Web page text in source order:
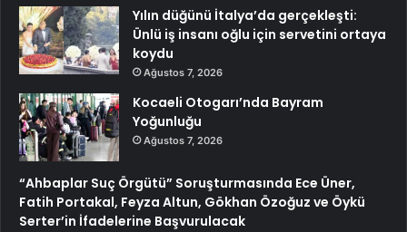
Yılın düğünü İtalya’da gerçekleşti:
Ünlü iş insanı oğlu için servetini ortaya
koydu
Ağustos 7, 2026
Kocaeli Otogarı’nda Bayram
Yoğunluğu
Ağustos 7, 2026
“Ahbaplar Suç Örgütü” Soruşturmasında Ece Üner,
Fatih Portakal, Feyza Altun, Gökhan Özoğuz ve Öykü
Serter’in İfadelerine Başvurulacak